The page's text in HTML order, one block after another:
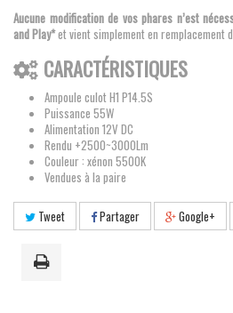
Aucune modification de vos phares n’est
and Play*et vient simplement en remplacement
CARACTÉRISTIQUES
Ampoule culot H1 P14.5S
Puissance 55W
Alimentation 12V DC
Rendu +2500~3000Lm
Couleur : xénon 5500K
Vendues à la paire
Tweet Partager Google+